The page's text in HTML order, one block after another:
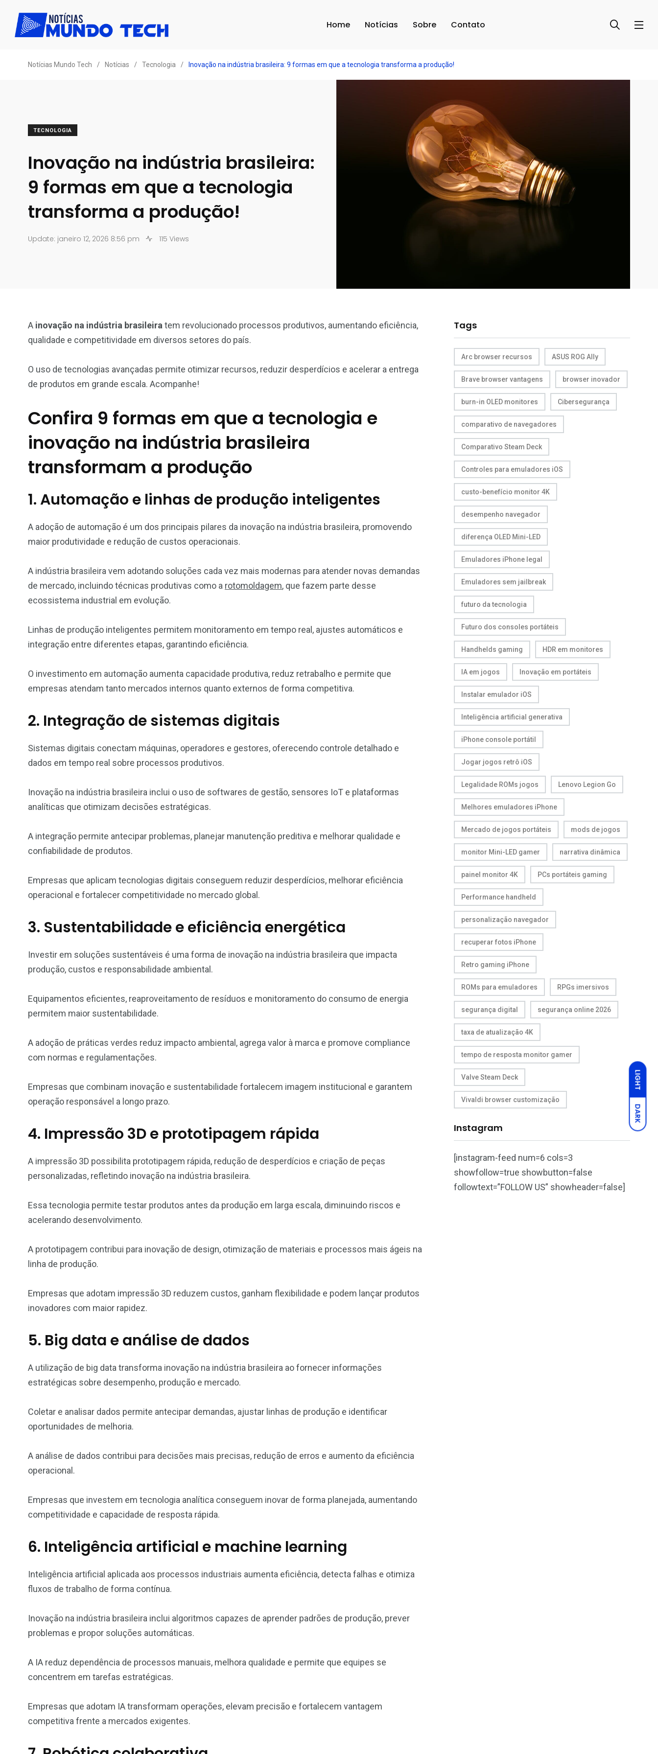
LIGHT
DARK
Home Notícias Sobre Contato
Notícias Mundo Tech / Notícias / Tecnologia / Inovação na indústria brasileira: 9 formas em que a tecnologia transforma a produção!
TECNOLOGIA
Inovação na indústria brasileira:
9 formas em que a tecnologia
transforma a produção!
Update: janeiro 12, 2026 8:56 pm 115 Views
A inovação na indústria brasileira tem revolucionado processos produtivos, aumentando eficiência,
qualidade e competitividade em diversos setores do país.
O uso de tecnologias avançadas permite otimizar recursos, reduzir desperdícios e acelerar a entrega
de produtos em grande escala. Acompanhe!
Confira 9 formas em que a tecnologia e
inovação na indústria brasileira
transformam a produção
1. Automação e linhas de produção inteligentes
A adoção de automação é um dos principais pilares da inovação na indústria brasileira, promovendo
maior produtividade e redução de custos operacionais.
A indústria brasileira vem adotando soluções cada vez mais modernas para atender novas demandas
de mercado, incluindo técnicas produtivas como a rotomoldagem, que fazem parte desse
ecossistema industrial em evolução.
Linhas de produção inteligentes permitem monitoramento em tempo real, ajustes automáticos e
integração entre diferentes etapas, garantindo eficiência.
O investimento em automação aumenta capacidade produtiva, reduz retrabalho e permite que
empresas atendam tanto mercados internos quanto externos de forma competitiva.
2. Integração de sistemas digitais
Sistemas digitais conectam máquinas, operadores e gestores, oferecendo controle detalhado e
dados em tempo real sobre processos produtivos.
Inovação na indústria brasileira inclui o uso de softwares de gestão, sensores IoT e plataformas
analíticas que otimizam decisões estratégicas.
A integração permite antecipar problemas, planejar manutenção preditiva e melhorar qualidade e
confiabilidade de produtos.
Empresas que aplicam tecnologias digitais conseguem reduzir desperdícios, melhorar eficiência
operacional e fortalecer competitividade no mercado global.
3. Sustentabilidade e eficiência energética
Investir em soluções sustentáveis é uma forma de inovação na indústria brasileira que impacta
produção, custos e responsabilidade ambiental.
Equipamentos eficientes, reaproveitamento de resíduos e monitoramento do consumo de energia
permitem maior sustentabilidade.
A adoção de práticas verdes reduz impacto ambiental, agrega valor à marca e promove compliance
com normas e regulamentações.
Empresas que combinam inovação e sustentabilidade fortalecem imagem institucional e garantem
operação responsável a longo prazo.
4. Impressão 3D e prototipagem rápida
A impressão 3D possibilita prototipagem rápida, redução de desperdícios e criação de peças
personalizadas, refletindo inovação na indústria brasileira.
Essa tecnologia permite testar produtos antes da produção em larga escala, diminuindo riscos e
acelerando desenvolvimento.
A prototipagem contribui para inovação de design, otimização de materiais e processos mais ágeis na
linha de produção.
Empresas que adotam impressão 3D reduzem custos, ganham flexibilidade e podem lançar produtos
inovadores com maior rapidez.
5. Big data e análise de dados
A utilização de big data transforma inovação na indústria brasileira ao fornecer informações
estratégicas sobre desempenho, produção e mercado.
Coletar e analisar dados permite antecipar demandas, ajustar linhas de produção e identificar
oportunidades de melhoria.
A análise de dados contribui para decisões mais precisas, redução de erros e aumento da eficiência
operacional.
Empresas que investem em tecnologia analítica conseguem inovar de forma planejada, aumentando
competitividade e capacidade de resposta rápida.
6. Inteligência artificial e machine learning
Inteligência artificial aplicada aos processos industriais aumenta eficiência, detecta falhas e otimiza
fluxos de trabalho de forma contínua.
Inovação na indústria brasileira inclui algoritmos capazes de aprender padrões de produção, prever
problemas e propor soluções automáticas.
A IA reduz dependência de processos manuais, melhora qualidade e permite que equipes se
concentrem em tarefas estratégicas.
Empresas que adotam IA transformam operações, elevam precisão e fortalecem vantagem
competitiva frente a mercados exigentes.
Tags
Arc browser recursos ASUS ROG Ally
Brave browser vantagens browser inovador
burn-in OLED monitores Cibersegurança
comparativo de navegadores
Comparativo Steam Deck
Controles para emuladores iOS
custo-benefício monitor 4K
desempenho navegador
diferença OLED Mini-LED
Emuladores iPhone legal
Emuladores sem jailbreak
futuro da tecnologia
Futuro dos consoles portáteis
Handhelds gaming HDR em monitores
IA em jogos Inovação em portáteis
Instalar emulador iOS
Inteligência artificial generativa
iPhone console portátil
Jogar jogos retrô iOS
Legalidade ROMs jogos Lenovo Legion Go
Melhores emuladores iPhone
Mercado de jogos portáteis mods de jogos
monitor Mini-LED gamer narrativa dinâmica
painel monitor 4K PCs portáteis gaming
Performance handheld
personalização navegador
recuperar fotos iPhone
Retro gaming iPhone
ROMs para emuladores RPGs imersivos
segurança digital segurança online 2026
taxa de atualização 4K
tempo de resposta monitor gamer
Valve Steam Deck
Vivaldi browser customização
Instagram
[instagram-feed num=6 cols=3
showfollow=true showbutton=false
followtext=”FOLLOW US” showheader=false]